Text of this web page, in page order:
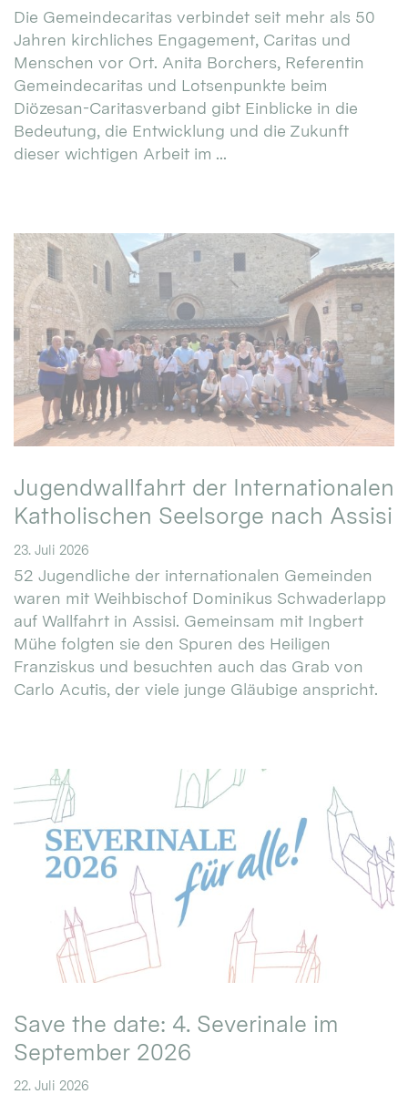
Die Gemeindecaritas verbindet seit mehr als 50
Jahren kirchliches Engagement, Caritas und
Menschen vor Ort. Anita Borchers, Referentin
Gemeindecaritas und Lotsenpunkte beim
Diözesan-Caritasverband gibt Einblicke in die
Bedeutung, die Entwicklung und die Zukunft
dieser wichtigen Arbeit im ...
Jugendwallfahrt der Internationalen
Katholischen Seelsorge nach Assisi
23. Juli 2026
52 Jugendliche der internationalen Gemeinden
waren mit Weihbischof Dominikus Schwaderlapp
auf Wallfahrt in Assisi. Gemeinsam mit Ingbert
Mühe folgten sie den Spuren des Heiligen
Franziskus und besuchten auch das Grab von
Carlo Acutis, der viele junge Gläubige anspricht.
Save the date: 4. Severinale im
September 2026
22. Juli 2026